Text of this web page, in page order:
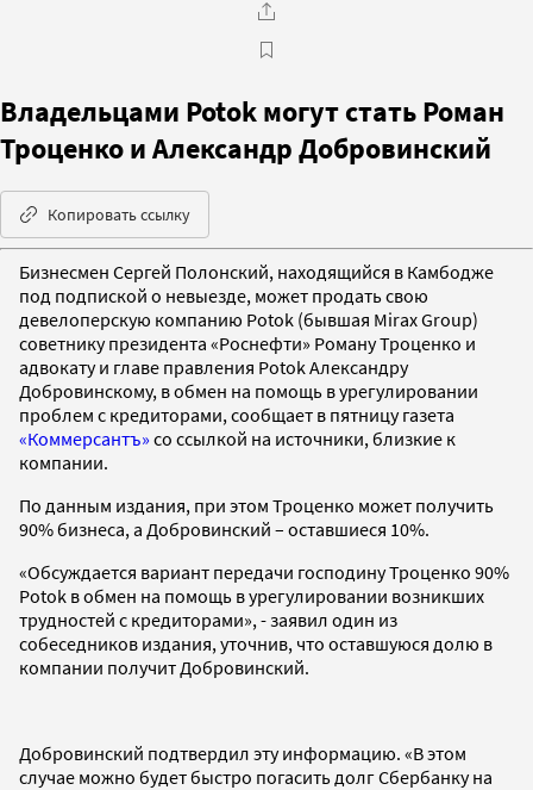
Владельцами Potok могут стать Роман
Троценко и Александр Добровинский
Копировать ссылку
Бизнесмен Сергей Полонский, находящийся в Камбодже
под подпиской о невыезде, может продать свою
девелоперскую компанию Potok (бывшая Mirax Group)
советнику президента «Роснефти» Роману Троценко и
адвокату и главе правления Potok Александру
Добровинскому, в обмен на помощь в урегулировании
проблем с кредиторами, сообщает в пятницу газета
«Коммерсантъ» со ссылкой на источники, близкие к
компании.
По данным издания, при этом Троценко может получить
90% бизнеса, а Добровинский – оставшиеся 10%.
«Обсуждается вариант передачи господину Троценко 90%
Potok в обмен на помощь в урегулировании возникших
трудностей с кредиторами», - заявил один из
собеседников издания, уточнив, что оставшуюся долю в
компании получит Добровинский.
Добровинский подтвердил эту информацию. «В этом
случае можно будет быстро погасить долг Сбербанку на